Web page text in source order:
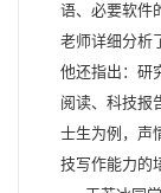
语、必要软件
老师详细分析
他还指出：研
阅读、科技报
士生为例，声
技写作能力的